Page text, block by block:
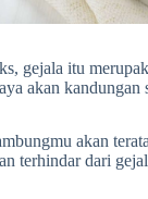
gejala itu
akan kandungan
akan
terhindar dari